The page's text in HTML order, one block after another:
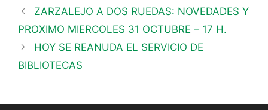
ZARZALEJO A DOS RUEDAS: NOVEDADES Y
PROXIMO MIERCOLES 31 OCTUBRE – 17 H.
HOY SE REANUDA EL SERVICIO DE
BIBLIOTECAS